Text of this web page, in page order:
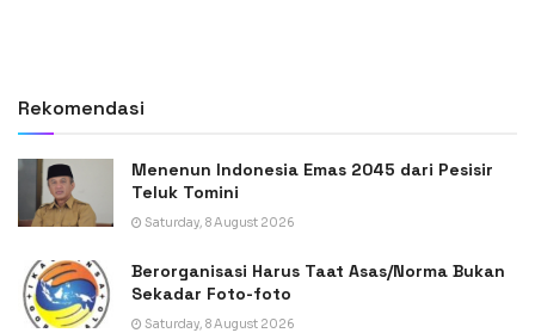
Rekomendasi
Menenun Indonesia Emas 2045 dari Pesisir
Teluk Tomini
Saturday, 8 August 2026
Berorganisasi Harus Taat Asas/Norma Bukan
Sekadar Foto-foto
Saturday, 8 August 2026